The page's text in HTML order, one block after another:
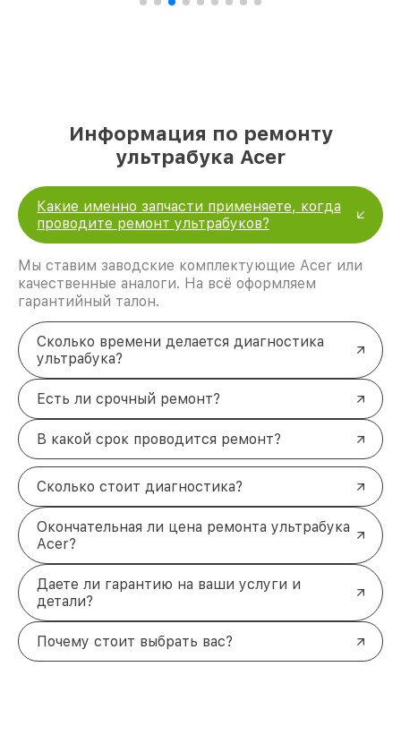
Информация по ремонту
ультрабука Acer
Какие именно запчасти применяете, когда
проводите ремонт ультрабуков?
Мы ставим заводские комплектующие Acer или
качественные аналоги. На всё оформляем
гарантийный талон.
Сколько времени делается диагностика
ультрабука?
Есть ли срочный ремонт?
В какой срок проводится ремонт?
Сколько стоит диагностика?
Окончательная ли цена ремонта ультрабука
Acer?
Даете ли гарантию на ваши услуги и
детали?
Почему стоит выбрать вас?